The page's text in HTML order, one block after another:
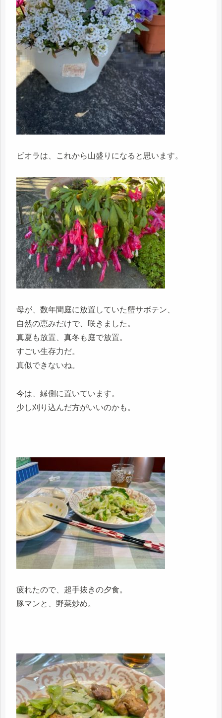
ビオラは、これから山盛りになると思います。
母が、数年間庭に放置していた蟹サボテン、
自然の恵みだけで、咲きました。
真夏も放置、真冬も庭で放置。
すごい生存力だ。
真似できないね。
今は、縁側に置いています。
少し刈り込んだ方がいいのかも。
疲れたので、超手抜きの夕食。
豚マンと、野菜炒め。